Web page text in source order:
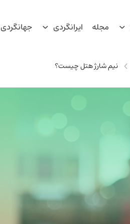
مجله ایرانگردی جهانگردی
نیم شارژ هتل چیست؟